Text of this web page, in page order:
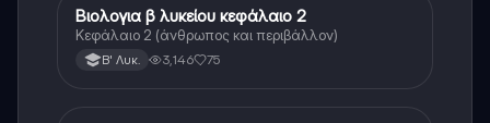
Βιολογία
Βιολογια β λυκείου κεφάλαιο 2
Κεφάλαιο 2 (άνθρωπος και περιβάλλον)
Β' Λυκ. 3,146 75